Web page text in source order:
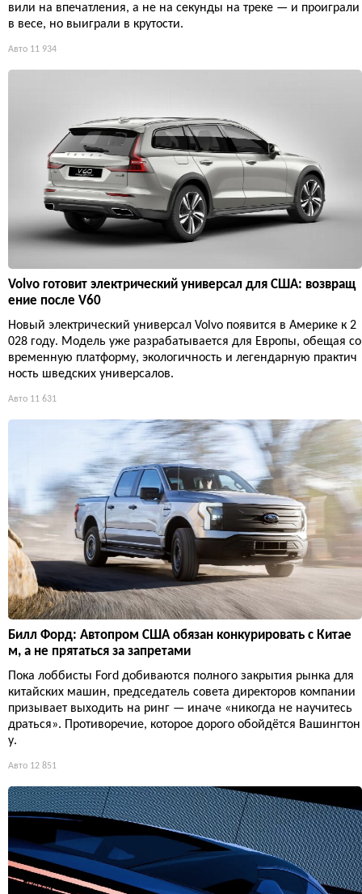
вили на впечатления, а не на секунды на треке — и проиграли
в весе, но выиграли в крутости.
Авто 11 934
Volvo готовит электрический универсал для США: возвращ
ение после V60
Новый электрический универсал Volvo появится в Америке к 2
028 году. Модель уже разрабатывается для Европы, обещая со
временную платформу, экологичность и легендарную практич
ность шведских универсалов.
Авто 11 631
Билл Форд: Автопром США обязан конкурировать с Китае
м, а не прятаться за запретами
Пока лоббисты Ford добиваются полного закрытия рынка для
китайских машин, председатель совета директоров компании
призывает выходить на ринг — иначе «никогда не научитесь
драться». Противоречие, которое дорого обойдётся Вашингтон
у.
Авто 12 851